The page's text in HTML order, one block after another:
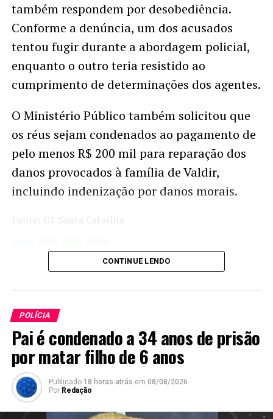
também respondem por desobediência.
Conforme a denúncia, um dos acusados
tentou fugir durante a abordagem policial,
enquanto o outro teria resistido ao
cumprimento de determinações dos agentes.
O Ministério Público também solicitou que
os réus sejam condenados ao pagamento de
pelo menos R$ 200 mil para reparação dos
danos provocados à família de Valdir,
incluindo indenização por danos morais.
Fonte: G1 Santa Catarina
Twitter
Facebook
WhatsApp
Share
CONTINUE LENDO
POLÍCIA
Pai é condenado a 34 anos de prisão
por matar filho de 6 anos
Publicado 18 horas atrás em 08/08/2026
Por Redação